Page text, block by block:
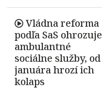
Vládna reforma
podľa SaS ohrozuje
ambulantné
sociálne služby, od
januára hrozí ich
kolaps